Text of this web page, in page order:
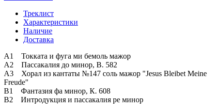
Треклист
Характеристики
Наличие
Доставка
A1 Токката и фуга ми бемоль мажор
A2 Пассакалия до минор, В. 582
A3 Хорал из кантаты №147 соль мажор "Jesus Bleibet Meine
Freude"
B1 Фантазия фа минор, К. 608
B2 Интродукция и пассакалия ре минор